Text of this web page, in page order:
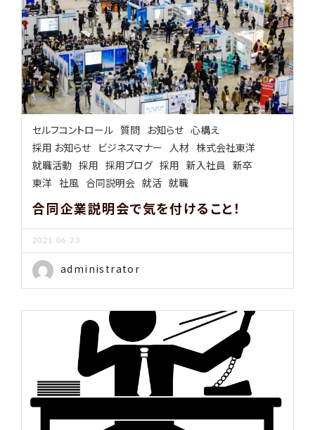
セルフコントロール 質問 お知らせ 心構え
採用 お知らせ ビジネスマナー 人材 株式会社東洋
就職活動 採用 採用ブログ 採用 新入社員 新卒
東洋 社風 合同説明会 就活 就職
合同企業説明会で気を付けること！
2021.06.23
administrator